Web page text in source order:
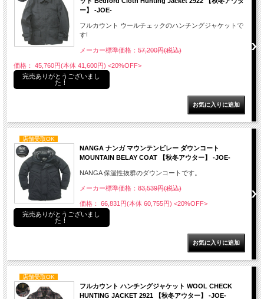
ー】 -JOE-
フルカウント ウールチェックのハンチングジャケットで
す!
メーカー標準価格： 57,200円(税込)
価格： 45,760円(本体 41,600円) <20%OFF>
完売ありがとうございまし
た！
店舗受取OK
NANGA ナンガ マウンテンビレー ダウンコート
MOUNTAIN BELAY COAT 【秋冬アウター】 -JOE-
NANGA 保温性抜群のダウンコートです。
メーカー標準価格： 83,539円(税込)
価格： 66,831円(本体 60,755円) <20%OFF>
完売ありがとうございまし
た！
店舗受取OK
フルカウント ハンチングジャケット WOOL CHECK
HUNTING JACKET 2921 【秋冬アウター】 -JOE-